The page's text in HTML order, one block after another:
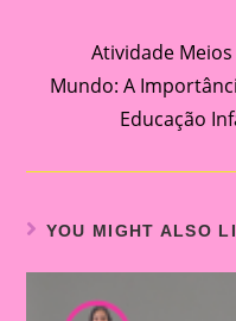
Atividade
Mundo: A
Educação
YOU MIGHT ALSO